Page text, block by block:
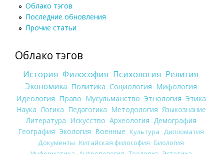
Облако тэгов
Последние обновления
Прочие статьи
Облако тэгов
История Философия Психология Религия
Экономика Политика Социология Мифология
Идеология Право Мусульманство Этнология Этика
Наука Логика Педагогика Методология Языкознание
Литература Искусство Археология Демография
География Экология Военные Культура
Дипломатия
Документы Китайская философия Биология